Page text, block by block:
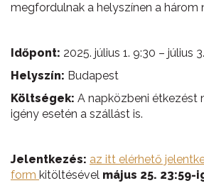
megfordulnak a helyszínen a három
Időpont: 2025. július 1. 9:30 – július
Helyszín: Budapest
Költségek: A napközbeni étkezést
igény esetén a szállást is.
Jelentkezés: az itt elérhető
form kitöltésével május 25. 23:59-